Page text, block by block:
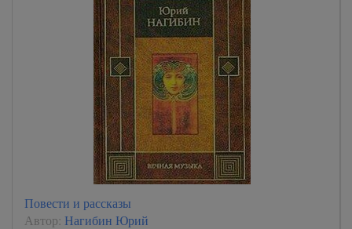
Повести и рассказы
Автор: Нагибин Юрий